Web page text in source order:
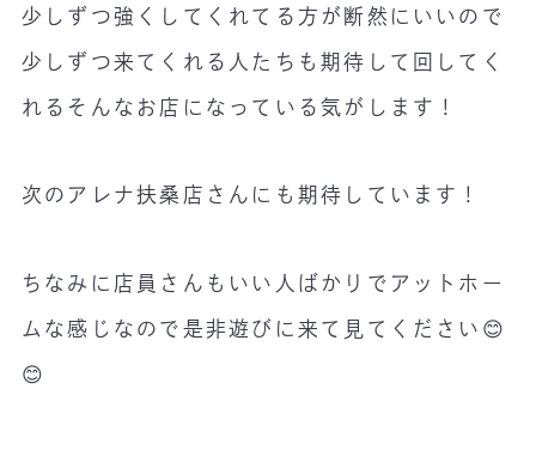
少しずつ強くしてくれてる方が断然にいいので
少しずつ来てくれる人たちも期待して回してく
れるそんなお店になっている気がします！
次のアレナ扶桑店さんにも期待しています！
ちなみに店員さんもいい人ばかりでアットホー
ムな感じなので是非遊びに来て見てください😊
😊